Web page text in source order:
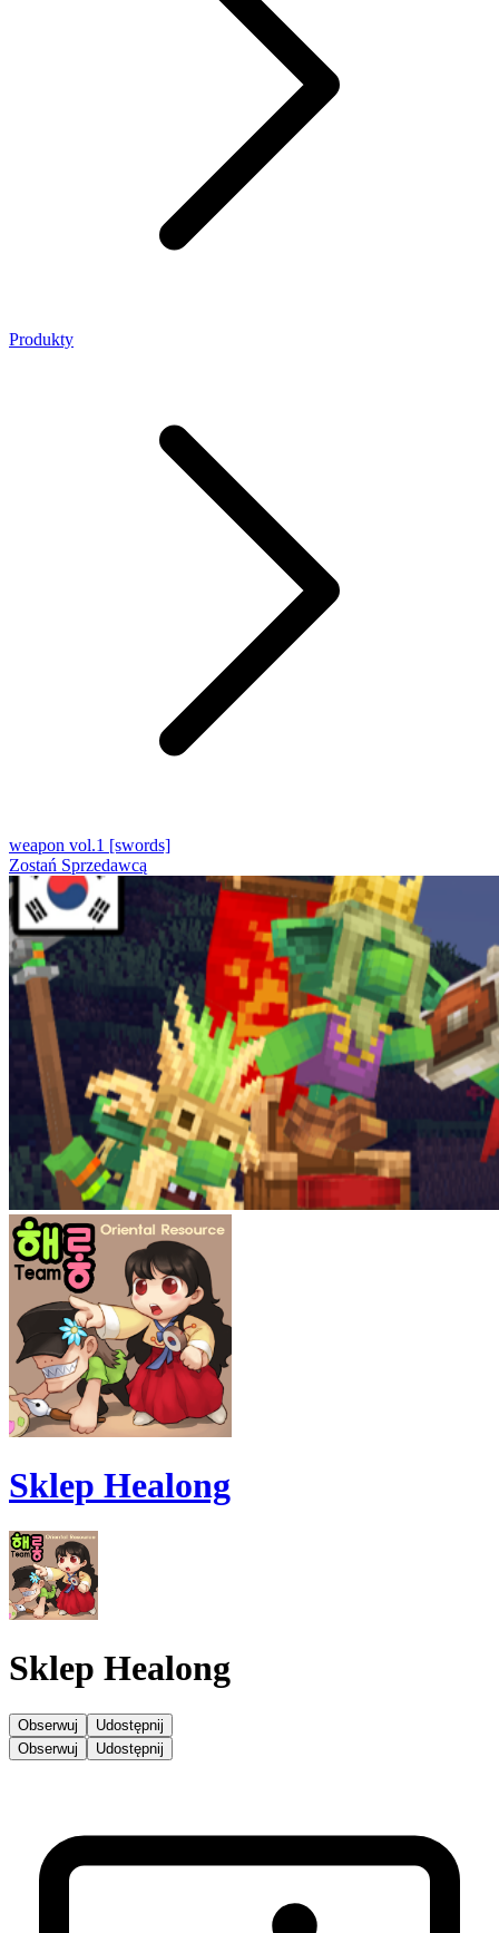
Produkty
weapon vol.1 [swords]
Zostań Sprzedawcą
Sklep Healong
Sklep Healong
Obserwuj
Udostępnij
Obserwuj
Udostępnij